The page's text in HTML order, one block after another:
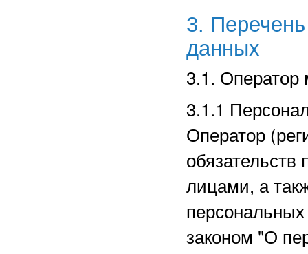
3.
данных
3.1. Оператор
3.1.1
Оператор
лицами, а
законом "О